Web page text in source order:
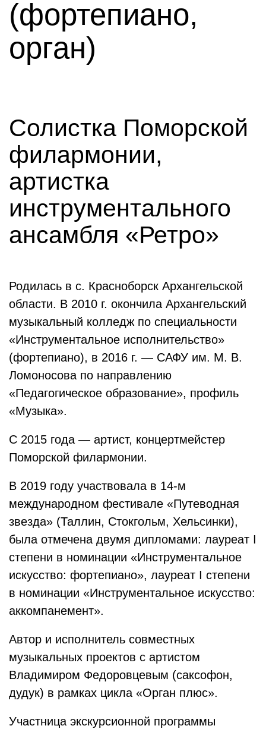
(фортепиано,
орган)
Солистка Поморской
филармонии,
артистка
инструментального
ансамбля «Ретро»
Родилась в с. Красноборск Архангельской
области. В 2010 г. окончила Архангельский
музыкальный колледж по специальности
«Инструментальное исполнительство»
(фортепиано), в 2016 г. — САФУ им. М. В.
Ломоносова по направлению
«Педагогическое образование», профиль
«Музыка».
С 2015 года — артист, концертмейстер
Поморской филармонии.
В 2019 году участвовала в 14-м
международном фестивале «Путеводная
звезда» (Таллин, Стокгольм, Хельсинки),
была отмечена двумя дипломами: лауреат I
степени в номинации «Инструментальное
искусство: фортепиано», лауреат I степени
в номинации «Инструментальное искусство:
аккомпанемент».
Автор и исполнитель совместных
музыкальных проектов с артистом
Владимиром Федоровцевым (саксофон,
дудук) в рамках цикла «Орган плюс».
Участница экскурсионной программы